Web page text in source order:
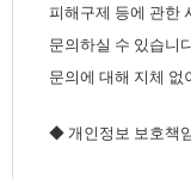
피해구제 등에 관한
문의하실 수 있습니
문의에 대해 지체 없
◆ 개인정보 보호책